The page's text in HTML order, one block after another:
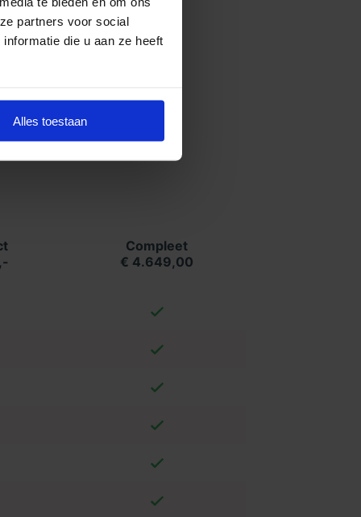
partners voor social
die u aan ze heeft
Alles toestaan
Compleet
€ 4.649,00